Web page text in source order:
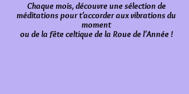
Chaque mois, découvre une sélection de
méditations pour t'accorder aux vibrations du
moment
ou de la fête celtique de la Roue de l'Année !